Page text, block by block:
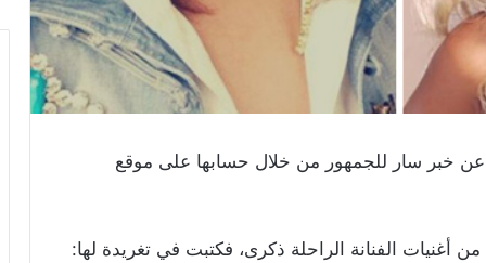
عن خبر سار للجمهور من خلال حسابها على موقع
الفنانة الراحلة ذكرى، فكتبت في تغريدة لها: